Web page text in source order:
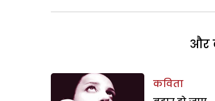
और
कविता